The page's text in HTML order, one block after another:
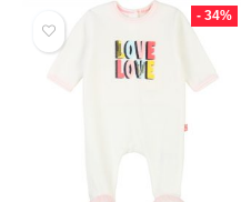
- 34%